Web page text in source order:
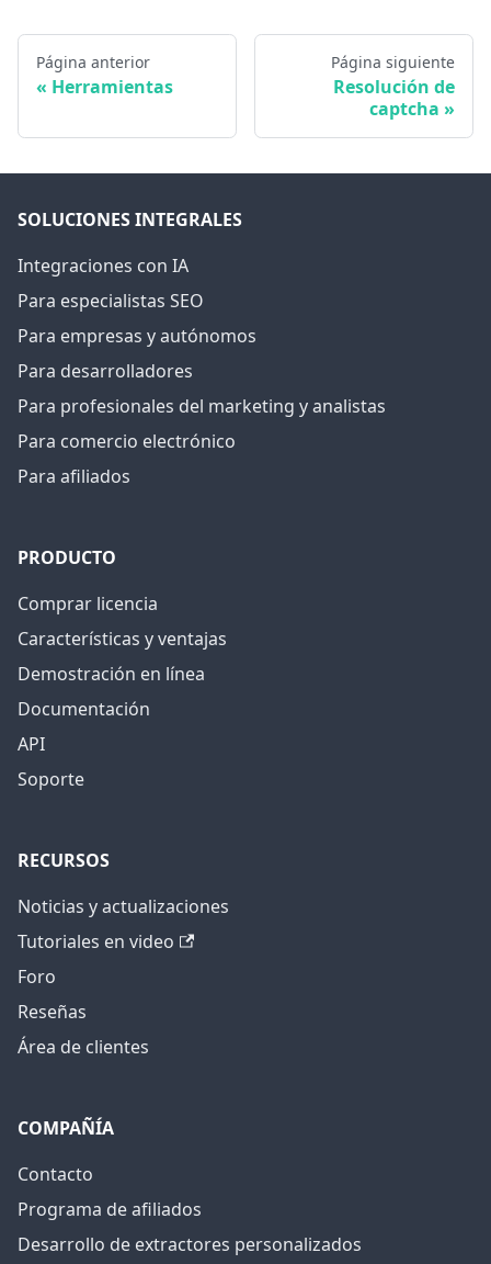
Página anterior
Herramientas
Página siguiente
Resolución de
captcha
SOLUCIONES INTEGRALES
Integraciones con IA
Para especialistas SEO
Para empresas y autónomos
Para desarrolladores
Para profesionales del marketing y analistas
Para comercio electrónico
Para afiliados
PRODUCTO
Comprar licencia
Características y ventajas
Demostración en línea
Documentación
API
Soporte
RECURSOS
Noticias y actualizaciones
Tutoriales en video
Foro
Reseñas
Área de clientes
COMPAÑÍA
Contacto
Programa de afiliados
Desarrollo de extractores personalizados